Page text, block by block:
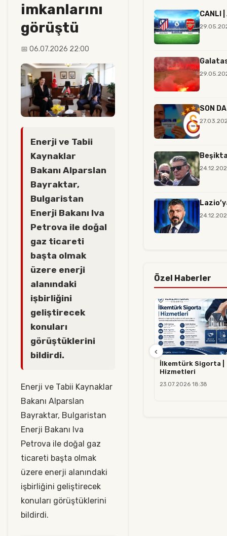
imkanlarını
görüştü
📅 06.07.2026 22:00
Enerji ve Tabii
Kaynaklar
Bakanı Alparslan
Bayraktar,
Bulgaristan
Enerji Bakanı Iva
Petrova ile doğal
gaz ticareti
başta olmak
üzere enerji
alanındaki
işbirliğini
geliştirecek
konuları
görüştüklerini
bildirdi.
Enerji ve Tabii Kaynaklar
Bakanı Alparslan
Bayraktar, Bulgaristan
Enerji Bakanı Iva
Petrova ile doğal gaz
ticareti başta olmak
üzere enerji alanındaki
işbirliğini geliştirecek
konuları görüştüklerini
bildirdi.
CANLI
SON
Özel Haberler
İlkemtürk Sigorta |
Hizmetleri
23.07.2026 18:38
‹